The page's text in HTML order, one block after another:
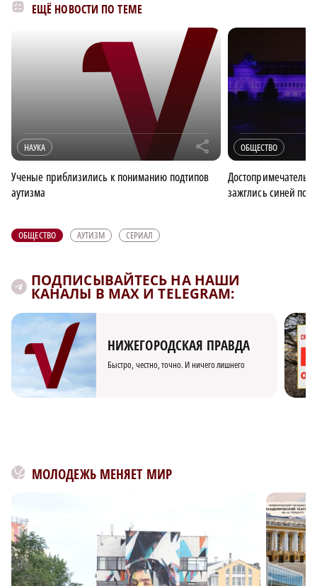
ЕЩЁ НОВОСТИ ПО ТЕМЕ
НАУКА r
Ученые приблизились к пониманию подтипов
аутизма
ОБЩЕСТВО
зажглись синей
ОБЩЕСТВО АУТИЗМ СЕРИАЛ
ПОДПИСЫВАЙТЕСЬ НА НАШИ
КАНАЛЫ В MAX И TELEGRAM:
НИЖЕГОРОДСКАЯ ПРАВДА
Быстро, честно, точно. И ничего лишнего
МОЛОДЕЖЬ МЕНЯЕТ МИР